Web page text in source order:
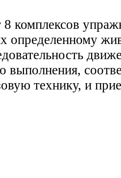
комплексов
определенному
выполнения,
технику, и